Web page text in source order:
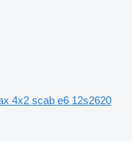
4x2 scab e6 12s2620